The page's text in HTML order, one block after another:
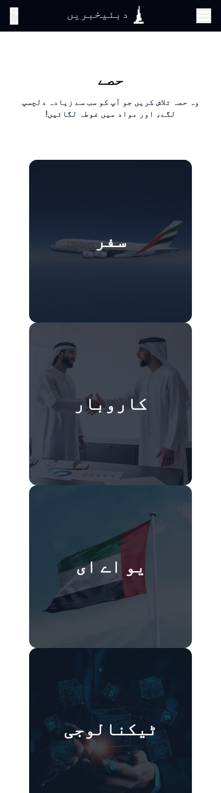
دبئیخبریں
حصے
وہ حصہ تلاش کریں جو آپ کو سب سے زیادہ دلچسپ
لگے، اور مواد میں غوطہ لگائیں!
سفر
کاروبار
یو اے ای
ٹیکنالوجی